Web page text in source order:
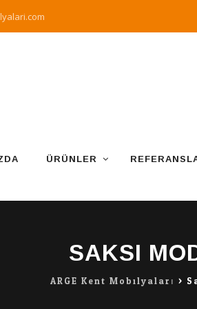
ÜRÜNLER
SAKSI
ARGE Kent Mobilyaları >